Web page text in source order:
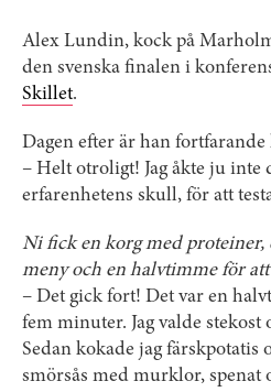
Alex Lundin, kock på
den svenska finalen i
Skillet.
Dagen efter är han fortfarande
– Helt otroligt! Jag åkte ju
erfarenhetens skull, för att
Ni fick en korg med proteiner,
meny och en halvtimme för
– Det gick fort! Det var en
fem minuter. Jag valde stekost
Sedan kokade jag färskpotatis
smörsås med murklor, spenat